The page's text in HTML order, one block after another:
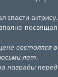
спасти актрису.
посвящая
состоялся в
лет.
награды перед